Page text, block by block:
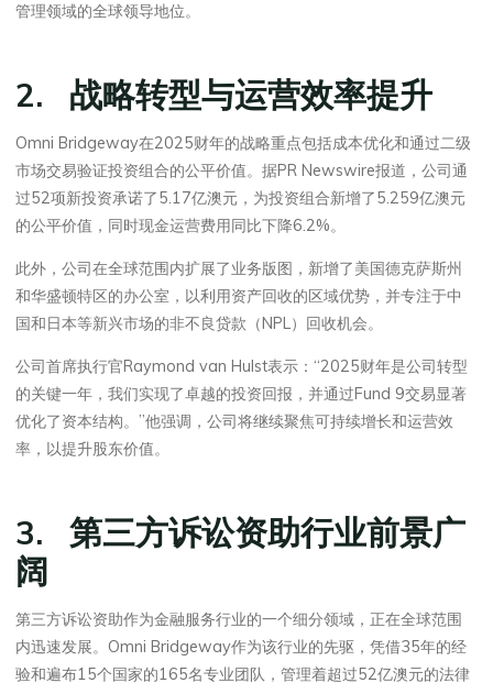
管理领域的全球领导地位。
2. 战略转型与运营效率提升
Omni Bridgeway在2025财年的战略重点包括成本优化和通过二级
市场交易验证投资组合的公平价值。据PR Newswire报道，公司通
过52项新投资承诺了5.17亿澳元，为投资组合新增了5.259亿澳元
的公平价值，同时现金运营费用同比下降6.2%。
此外，公司在全球范围内扩展了业务版图，新增了美国德克萨斯州
和华盛顿特区的办公室，以利用资产回收的区域优势，并专注于中
国和日本等新兴市场的非不良贷款（NPL）回收机会。
公司首席执行官Raymond van Hulst表示：“2025财年是公司转型
的关键一年，我们实现了卓越的投资回报，并通过Fund 9交易显著
优化了资本结构。”他强调，公司将继续聚焦可持续增长和运营效
率，以提升股东价值。
3. 第三方诉讼资助行业前景广
阔
第三方诉讼资助作为金融服务行业的一个细分领域，正在全球范围
内迅速发展。Omni Bridgeway作为该行业的先驱，凭借35年的经
验和遍布15个国家的165名专业团队，管理着超过52亿澳元的法律